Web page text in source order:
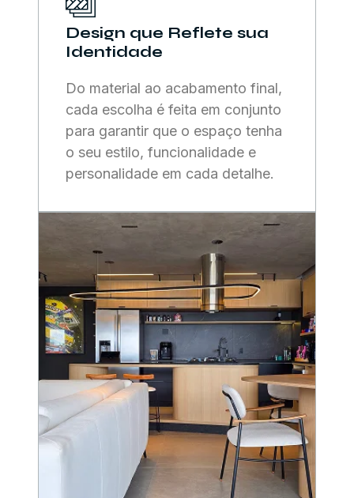
Design que Reflete sua
Identidade
Do material ao acabamento final,
cada escolha é feita em conjunto
para garantir que o espaço tenha
o seu estilo, funcionalidade e
personalidade em cada detalhe.